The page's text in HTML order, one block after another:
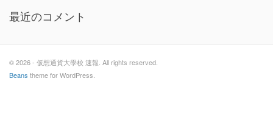
最近のコメント
© 2026 - 仮想通貨大學校 速報. All rights reserved.
Beans theme for WordPress.